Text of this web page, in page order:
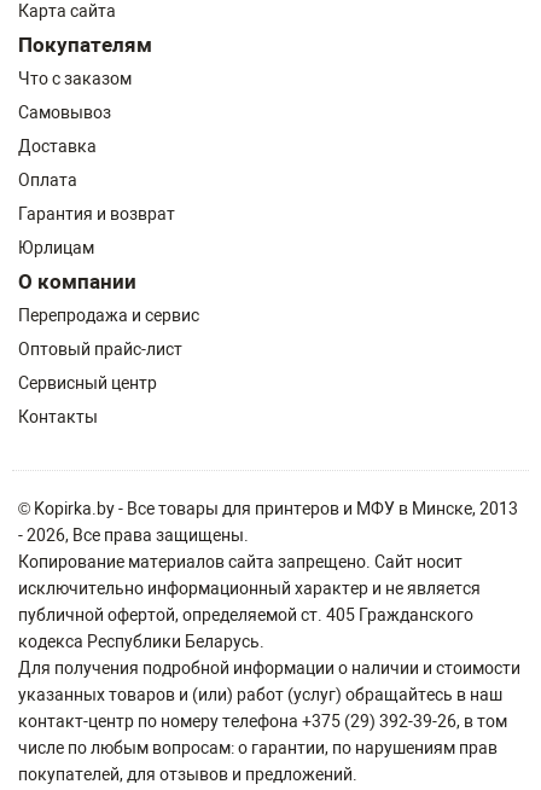
Карта сайта
Покупателям
Что с заказом
Самовывоз
Доставка
Оплата
Гарантия и возврат
Юрлицам
О компании
Перепродажа и сервис
Оптовый прайс-лист
Сервисный центр
Контакты
© Kopirka.by - Все товары для принтеров и МФУ в Минске, 2013
- 2026, Все права защищены.
Копирование материалов сайта запрещено. Сайт носит
исключительно информационный характер и не является
публичной офертой, определяемой ст. 405 Гражданского
кодекса Республики Беларусь.
Для получения подробной информации о наличии и стоимости
указанных товаров и (или) работ (услуг) обращайтесь в наш
контакт-центр по номеру телефона +375 (29) 392-39-26, в том
числе по любым вопросам: о гарантии, по нарушениям прав
покупателей, для отзывов и предложений.